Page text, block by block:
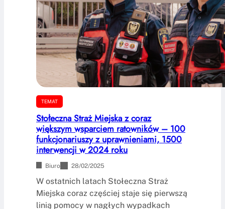
TEMAT
Stołeczna Straż Miejska z coraz
większym wsparciem ratowników – 100
funkcjonariuszy z uprawnieniami, 1500
interwencji w 2024 roku
Biuro 28/02/2025
W ostatnich latach Stołeczna Straż
Miejska coraz częściej staje się pierwszą
linią pomocy w nagłych wypadkach